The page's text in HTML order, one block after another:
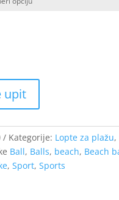
Kategorije: Lopte za plažu,
Ball, Balls, beach, Beach
, Sport, Sports